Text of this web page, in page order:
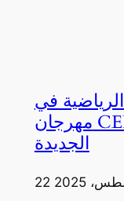
في
مهرجان CED Sportival بالعلمين
الجديدة
2025